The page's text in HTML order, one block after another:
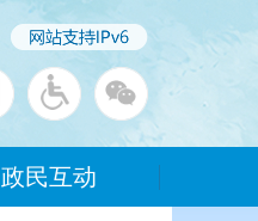
政民互动